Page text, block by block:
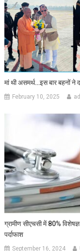
मां थी असमर्थ…इस बार बहनों ने
February 10, 2025
ग्रामीण सीएचसी में 80%
पर्दाफाश
September 16, 2024